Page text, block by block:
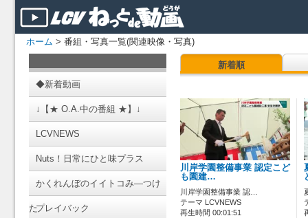
ホーム > 番組・写真一覧(関連映像・写真)
◆新着動画
↓【★ O.A.中の番組 ★】↓
LCVNEWS
Nuts！日常にひと味プラス
かくれんぼのイイトコみ―つけ
たプレイバック
新着順
川岸学園整備事業 認定こど
も園建…
川岸学園整備事業 認…
テーマ LCVNEWS
再生時間 00:01:51